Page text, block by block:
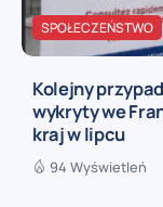
SPOŁECZEŃSTWO
Kolejny
wykryty we
kraj w lipcu
94 Wyświetleń